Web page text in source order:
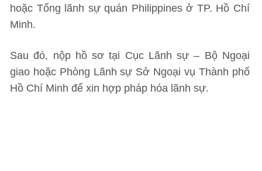
hoặc Tổng lãnh sự quán Philippines ở TP. Hồ Chí
Minh.
Sau đó, nộp hồ sơ tại Cục Lãnh sự – Bộ Ngoại
giao hoặc Phòng Lãnh sự Sở Ngoại vụ Thành phố
Hồ Chí Minh để xin hợp pháp hóa lãnh sự.